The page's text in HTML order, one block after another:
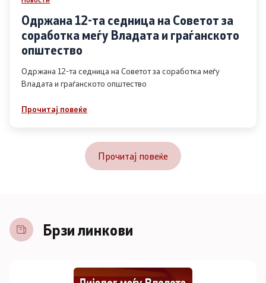
Одржана 12-та седница на Советот за
соработка меѓу Владата и граѓанското
општество
Одржана 12-та седница на Советот за соработка меѓу
Владата и граѓанското општество
Прочитај повеќе
Прочитај повеќе
Брзи линкови